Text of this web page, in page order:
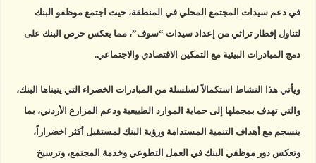
في دعم سيدات المجتمع المحلي في المنطقة، حيث اجتمع موظفو البنك
لتناول إفطار تراثي من إعداد سيدات “سوف”، مما يعكس حرص البنك على
دمج المبادرات البيئية مع التمكين الاقتصادي والاجتماعي.
ويأتي هذا النشاط استكمالاً لسلسلة من المبادرات الخضراء التي يتبناها البنك،
والتي تهدف بمجملها إلى حماية الموارد الطبيعية ودعم المزارع الأردني، بما
ينسجم مع أهداف التنمية المستدامة ورؤية البنك لمستقبل أكثر اخضراراً،
وتعكس دور موظفي البنك في العمل التطوعي وخدمة المجتمع، وترسيخ